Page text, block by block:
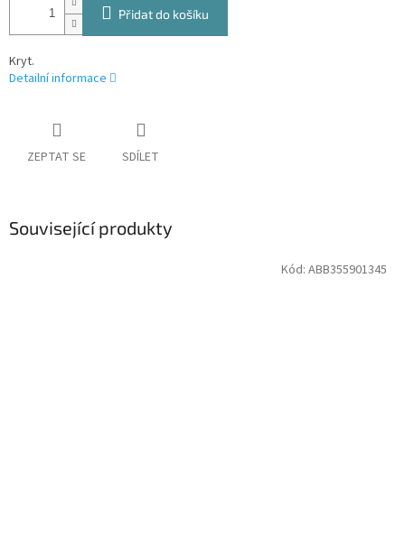
Přidat do košíku
Kryt.
Detailní informace
ZEPTAT SE SDÍLET
Související produkty
Kód: ABB355901345